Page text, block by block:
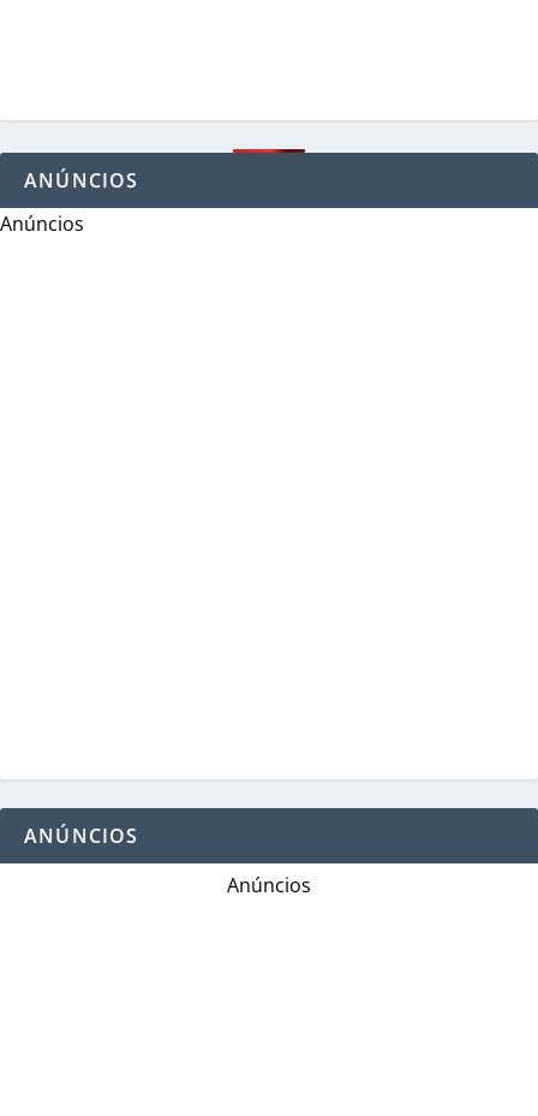
ANÚNCIOS
Anúncios
ANÚNCIOS
Anúncios